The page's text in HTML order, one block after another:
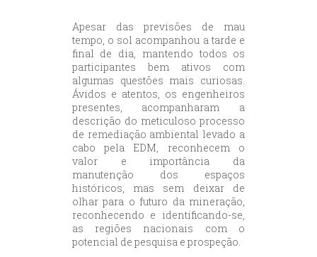
Apesar das previsões de mau
tempo, o sol acompanhou a tarde e
final de dia, mantendo todos os
participantes bem ativos com
algumas questões mais curiosas.
Ávidos e atentos, os engenheiros
presentes, acompanharam a
descrição do meticuloso processo
de remediação ambiental levado a
cabo pela EDM, reconhecem o
valor e importância da
manutenção dos espaços
históricos, mas sem deixar de
olhar para o futuro da mineração,
reconhecendo e identificando-se,
as regiões nacionais com o
potencial de pesquisa e prospeção.